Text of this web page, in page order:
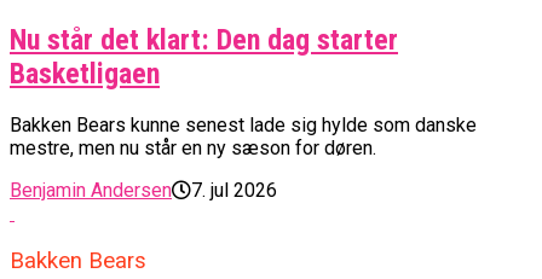
Nu står det klart: Den dag starter
Basketligaen
Bakken Bears kunne senest lade sig hylde som danske
mestre, men nu står en ny sæson for døren.
Benjamin Andersen
7. jul 2026
Bakken Bears